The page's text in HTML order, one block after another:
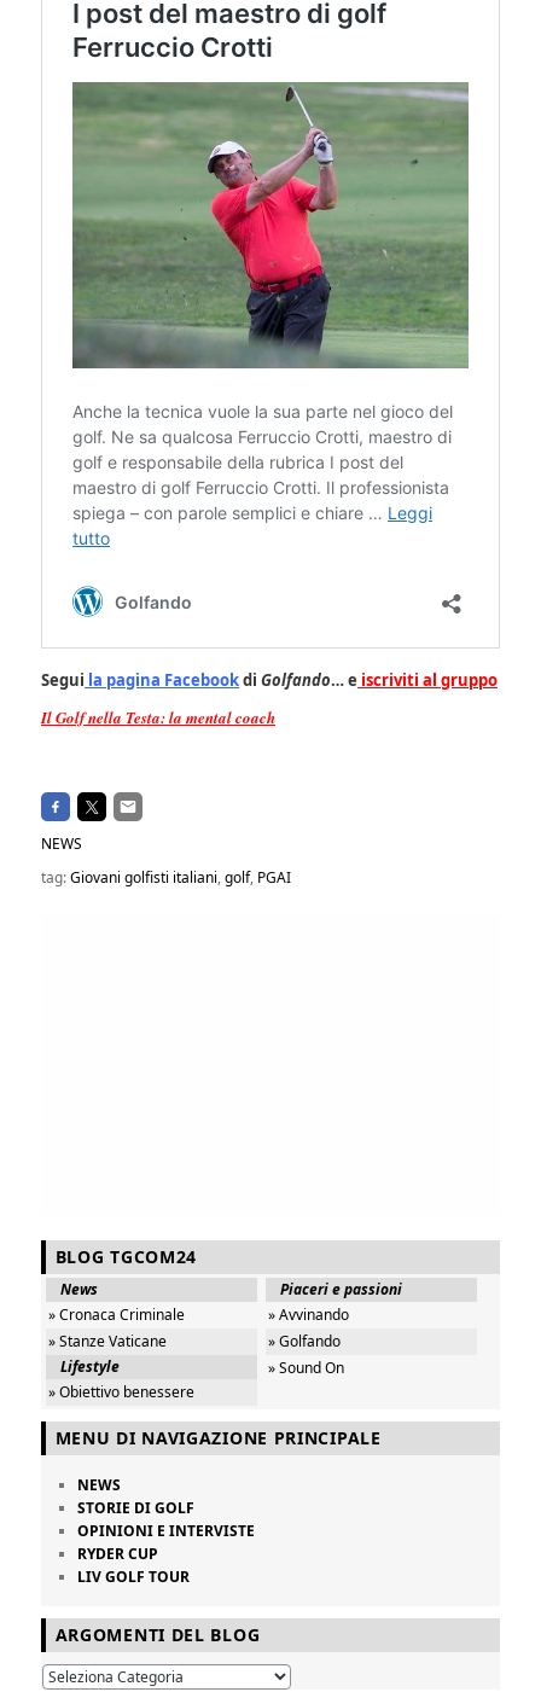
Segui la pagina FacebookdiGolfando… e iscriviti al gruppo
Il Golf nella Testa: la mental coach
NEWS
tag:Giovani golfisti italiani,golf, PGAI
BLOG TGCOM24
News
» Cronaca Criminale
» Stanze Vaticane
Lifestyle
» Obiettivo benessere
Piaceri e passioni
» Avvinando
» Golfando
» Sound On
MENU DI NAVIGAZIONE PRINCIPALE
NEWS
STORIE DI GOLF
OPINIONI E INTERVISTE
RYDER CUP
LIV GOLF TOUR
ARGOMENTI DEL BLOG